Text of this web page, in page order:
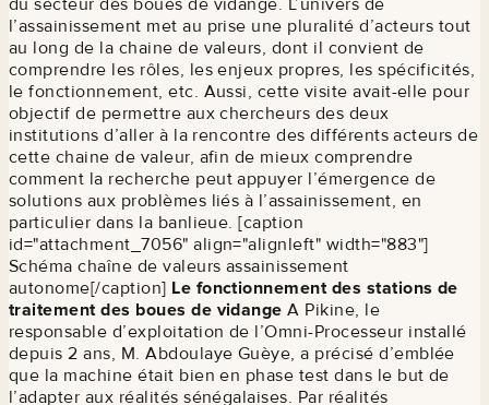
l’assainissement met au prise une pluralité d’acteurs tout
au long de la chaine de valeurs, dont il convient de
comprendre les rôles, les enjeux propres, les spécificités,
le fonctionnement, etc. Aussi, cette visite avait-elle pour
objectif de permettre aux chercheurs des deux
institutions d’aller à la rencontre des différents acteurs de
cette chaine de valeur, afin de mieux comprendre
comment la recherche peut appuyer l’émergence de
solutions aux problèmes liés à l’assainissement, en
particulier dans la banlieue. [caption
id="attachment_7056" align="alignleft" width="883"]
Schéma chaîne de valeurs assainissement
autonome[/caption] Le fonctionnement des stations de
traitement des boues de vidange A Pikine, le
responsable d’exploitation de l’Omni-Processeur installé
depuis 2 ans, M. Abdoulaye Guèye, a précisé d’emblée
que la machine était bien en phase test dans le but de
l’adapter aux réalités sénégalaises. Par réalités